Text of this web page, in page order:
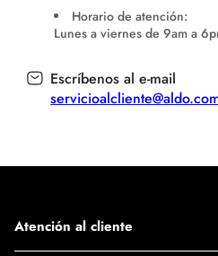
Horario de atención:
Lunes a viernes de 9am a
Escríbenos al e-mail
Atención al cliente